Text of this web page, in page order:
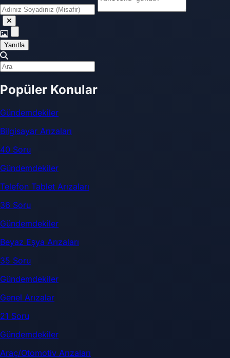
Yanıtla
Popüler Konular
Gündemdekiler
Bilgisayar Arızaları
40 Soru
Gündemdekiler
Telefon Tablet Arızaları
36 Soru
Gündemdekiler
Beyaz Eşya Arızaları
35 Soru
Gündemdekiler
Genel Arızalar
21 Soru
Gündemdekiler
Araç/Otomotiv Arızaları